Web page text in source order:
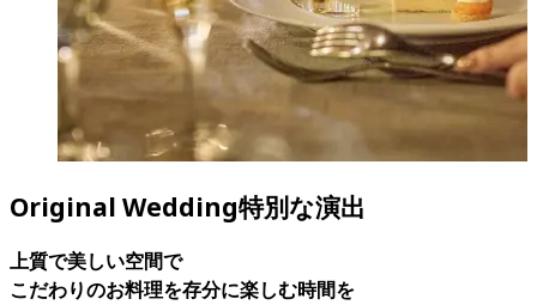
Original Wedding特別な演出
上質で美しい空間で
こだわりのお料理を存分に楽しむ時間を